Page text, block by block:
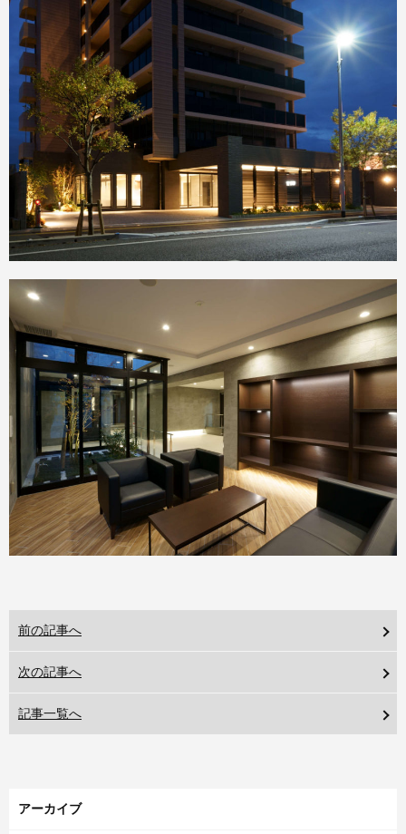
前の記事へ
次の記事へ
記事一覧へ
アーカイブ